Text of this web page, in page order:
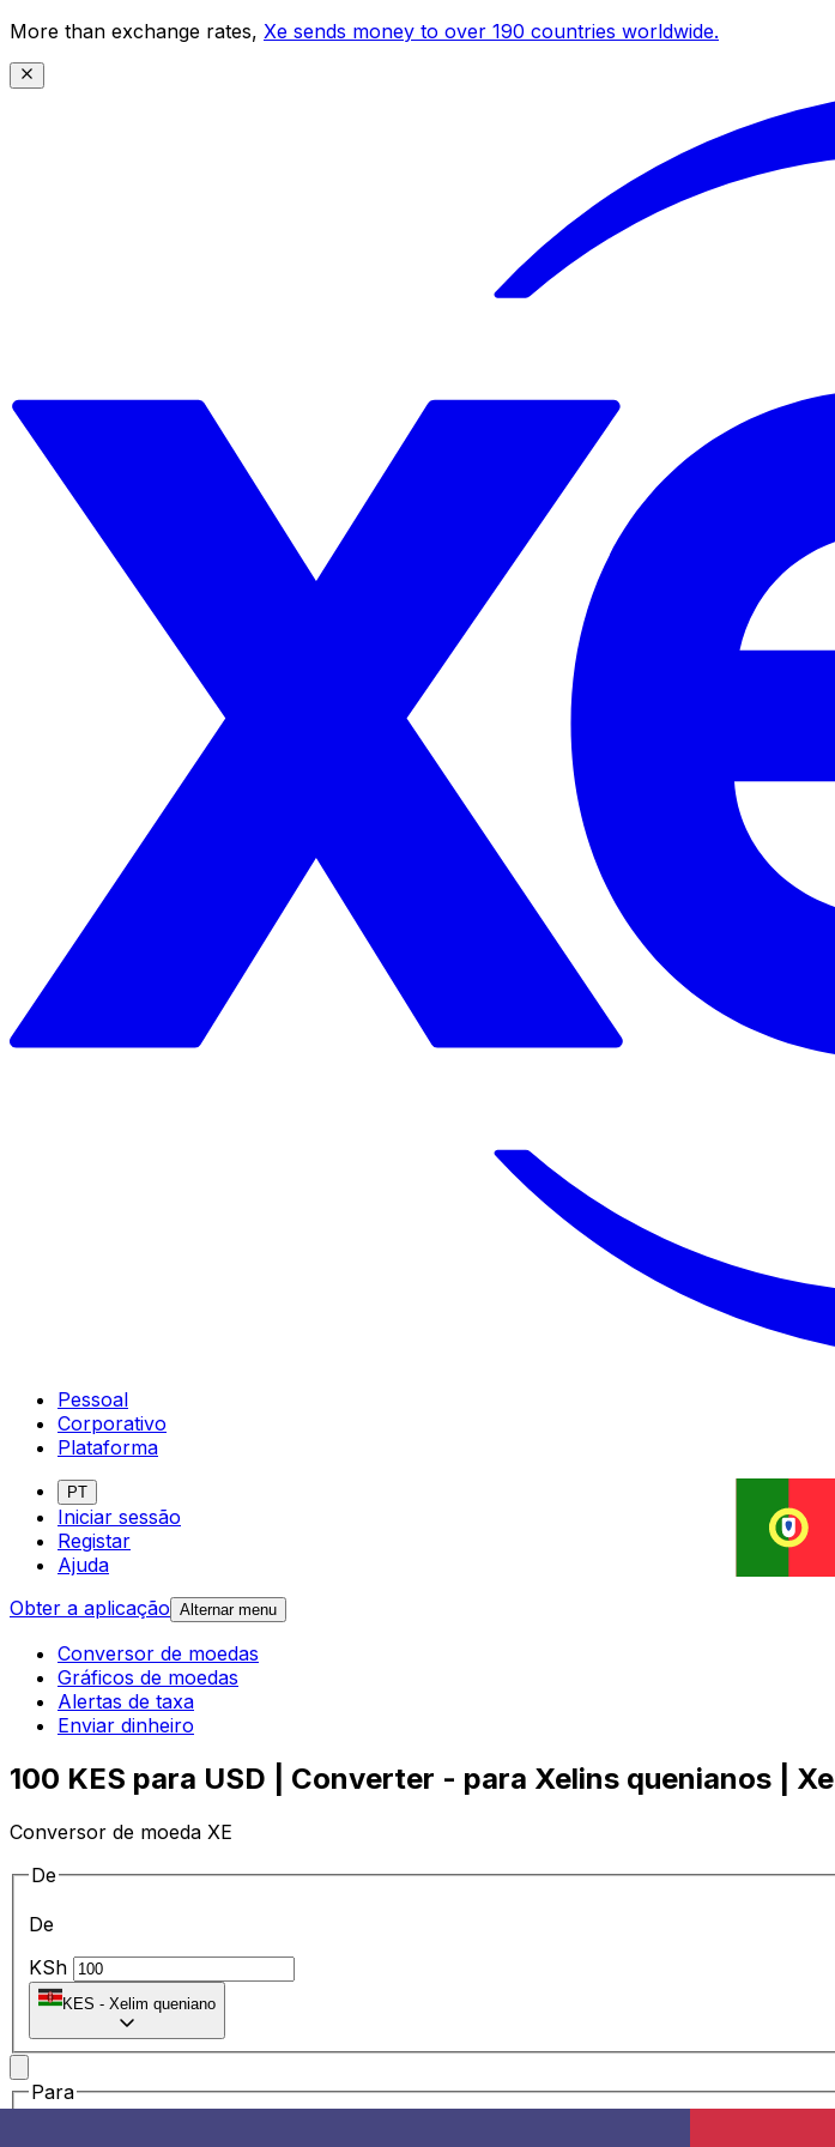
More than exchange rates, Xe sends money to over 190 countries worldwide.
Pessoal
Corporativo
Plataforma
PT
Iniciar sessão
Registar
Ajuda
Obter a aplicação Alternar menu
Conversor de moedas
Gráficos de moedas
Alertas de taxa
Enviar dinheiro
100 KES para USD | Converter - para Xelins quenianos | Xe
Conversor de moeda XE
De
De
KSh
KES - Xelim queniano
Para